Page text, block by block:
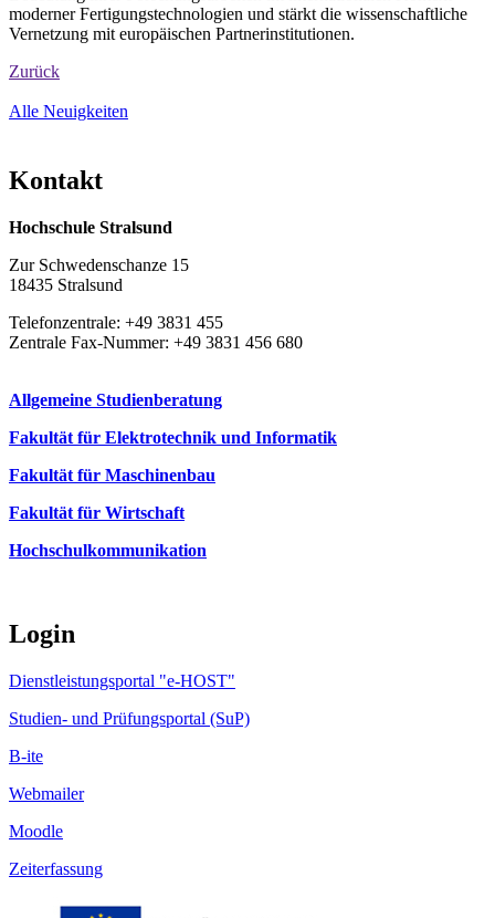
moderner Fertigungstechnologien und stärkt die wissenschaftliche
Vernetzung mit europäischen Partnerinstitutionen.
Zurück
Alle Neuigkeiten
Kon­takt
Hochschule Stralsund
Zur Schwedenschanze 15
18435 Stralsund
Telefonzentrale: +49 3831 455
Zentrale Fax-Nummer: +49 3831 456 680
Allgemeine Studienberatung
Fakultät für Elektrotechnik und Informatik
Fakultät für Maschinenbau
Fakultät für Wirtschaft
Hochschulkommunikation
Login
Dienstleistungsportal "e-HOST"
Studien- und Prüfungsportal (SuP)
B-ite
Webmailer
Moodle
Zeiterfassung